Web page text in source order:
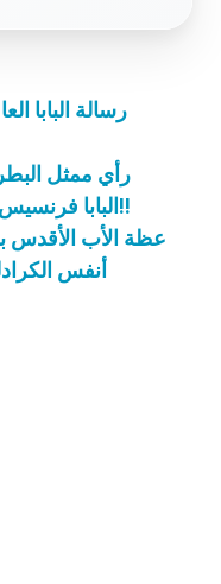
رسالة البابا
رأي ممثل
البابا فرنسيس هو الرجل الأخطر في العالم!!
عظة الأب الأقدس
أنفس